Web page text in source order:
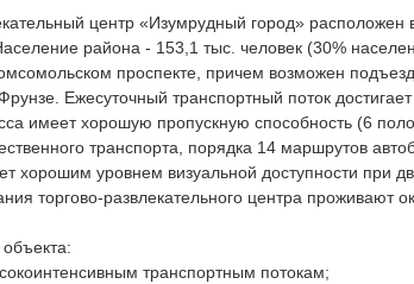
центр «Изумрудный город»
района - 153,1 тыс. человек (30%
проспекте, причем возможен
Ежесуточный транспортный поток
имеет хорошую пропускную способность (6
транспорта, порядка 14 маршрутов
хорошим уровнем визуальной доступности при
торгово-развлекательного центра проживают
транспортным потокам;